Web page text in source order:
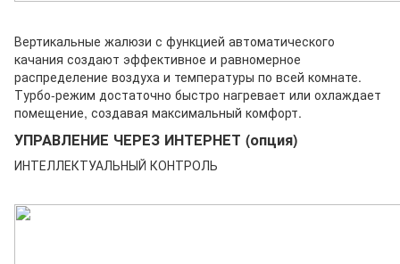
Вертикальные жалюзи с функцией автоматического
качания создают эффективное и равномерное
распределение воздуха и температуры по всей комнате.
Турбо-режим достаточно быстро нагревает или охлаждает
помещение, создавая максимальный комфорт.
УПРАВЛЕНИЕ ЧЕРЕЗ ИНТЕРНЕТ (опция)
ИНТЕЛЛЕКТУАЛЬНЫЙ КОНТРОЛЬ